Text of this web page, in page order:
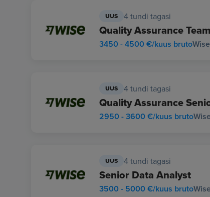
UUS 4 tundi tagasi
Quality Assurance
Wise
3450 - 4500 €/kuus bruto
UUS 4 tundi tagasi
Quality Assurance
Wise
2950 - 3600 €/kuus bruto
UUS 4 tundi tagasi
Senior Data Analyst
Wise
3500 - 5000 €/kuus bruto